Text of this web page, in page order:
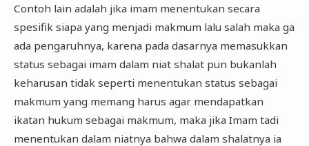
Contoh lain adalah jika imam menentukan secara
spesifik siapa yang menjadi makmum lalu salah maka ga
ada pengaruhnya, karena pada dasarnya memasukkan
status sebagai imam dalam niat shalat pun bukanlah
keharusan tidak seperti menentukan status sebagai
makmum yang memang harus agar mendapatkan
ikatan hukum sebagai makmum, maka jika Imam tadi
menentukan dalam niatnya bahwa dalam shalatnya ia